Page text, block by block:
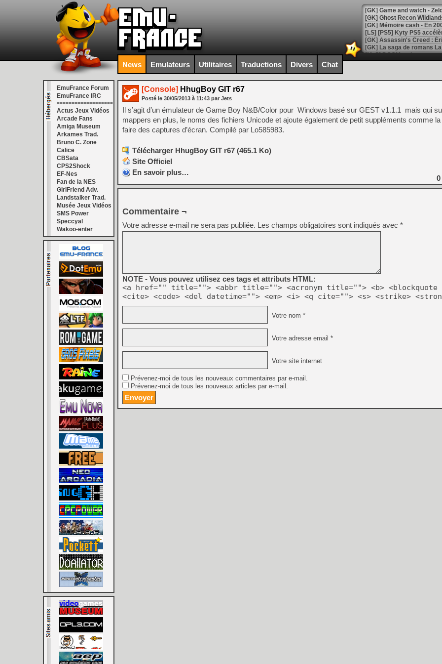
[Mo5] DOOM arrive en
[GK] Bethesda fête les 30
[GK] Roblox : l'action en
[GK] Agenda - GeForce
[GK] Devolver Digital en a
[LS] [PS5] ps5-y2jb-
[GK] Pourquoi Marvel
[GK] Test : Restory : Chill
[GK] GTA 6 : Rockstar
[GK] Hot Wheels Infinite
[GK] Mémoire cash -
[GK] Résultats Nintendo :
[GK] Déjà des
[Mo5] Brickboy cherche à
[GK] Minecraft et ses «
[GK] Beast of
[GK] Ubisoft : fin de partie
[GK] Mémoire cash -
[GK] Dan Houser (GTA)
[GK] Comment EA Sports
[GK] Crimson Moon : un
[GK] Isle of Reveries : le
[GK] Moonlighter 2 : The
[GK] Capcom relance
[Mo5] Deux inédits du
[GK] Le beat'em up The
[GK] Endless Legend 2 :
[LS] [PS5] Premiers
News Emulateurs Utilitaires Traductions Divers Chat
EmuFrance Forum
EmuFrance IRC
===================
Actus Jeux Vidéos
Arcade Fans
Amiga Museum
Arkames Trad.
Bruno C. Zone
Calice
CBSata
CPS2Shock
EF-Nes
Fan de la NES
GirlFriend Adv.
Landstalker Trad.
Musée Jeux Vidéos
SMS Power
Speccyal
Wakoo-enter
[Console] HhugBoy GIT r67
Posté le 30/05/2013 à 11:43 par Jets
Il s’agit d’un émulateur de Game Boy N&B/Color pour Windows basé sur GEST v1.1.1 mais qui
mappers en plus, le noms des fichiers Unicode et ajoute également de petit suppléments comme
faire des captures d’écran. Compilé par Lo585983.
Télécharger HhugBoy GIT r67 (465.1 Ko)
Site Officiel
En savoir plus…
0
Commentaire ¬
Votre adresse e-mail ne sera pas publiée. Les champs obligatoires sont indiqués avec *
NOTE - Vous pouvez utilisez ces tags et attributs HTML:
<a href="" title=""> <abbr title=""> <acronym title=""> <b> <blockquote
<cite> <code> <del datetime=""> <em> <i> <q cite=""> <s> <strike>
Votre nom *
Votre adresse email *
Votre site internet
Prévenez-moi de tous les nouveaux commentaires par e-mail.
Prévenez-moi de tous les nouveaux articles par e-mail.